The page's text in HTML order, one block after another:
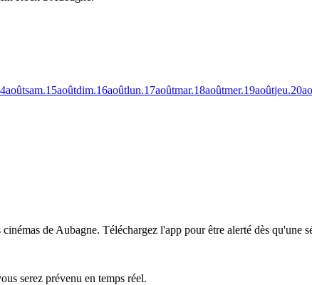
aoûtsam.15aoûtdim.16aoûtlun.17aoûtmar.18aoûtmer.19aoûtjeu.20
de Aubagne. Téléchargez l'app pour être alerté dès qu'une
serez prévenu en temps réel.